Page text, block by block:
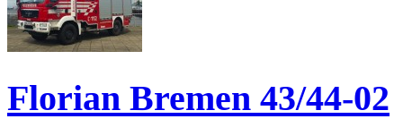
Florian Bremen 43/44-02